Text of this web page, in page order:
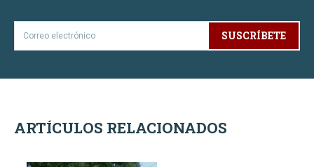
SUSCRÍBETE
ARTÍCULOS RELACIONADOS